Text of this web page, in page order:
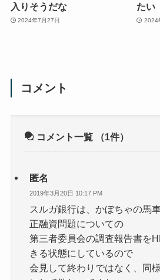
入りそうだな
2024年7月27日
たい
2024
コメント
コメント一覧 （1件）
匿名
2019年3月20日 10:17 PM
スルガ銀行は、かぼちゃの馬
正融資問題についての
第三者委員会の調査報告書を
きる状態にしているので
会見して終わりではなく、同